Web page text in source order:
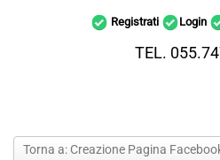
Registrati Login
TEL.
Torna a: Creazione Pagina